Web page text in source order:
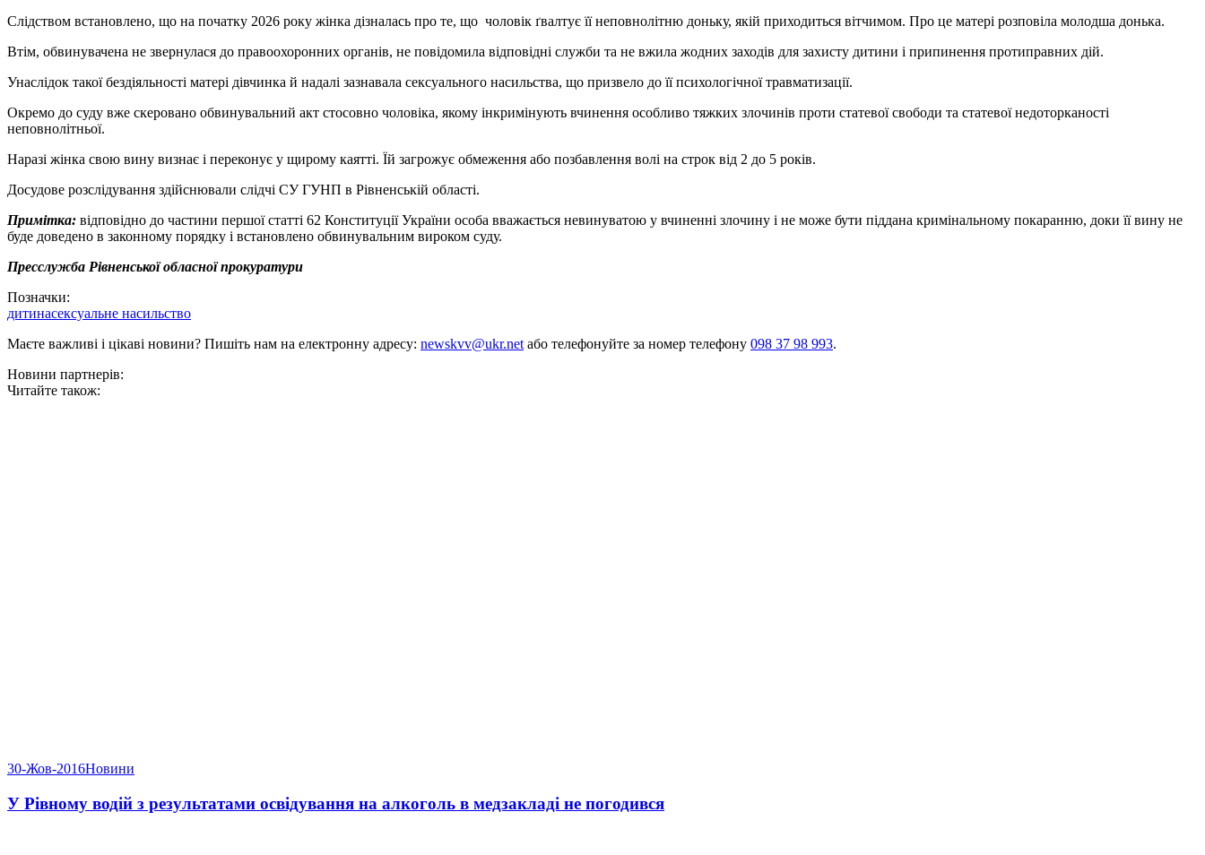
Слідством встановлено, що на початку 2026 року жінка дізналась про те, що чоловік ґвалтує її неповнолітню доньку, якій приходиться вітчимом. Про це матері розповіла молодша донька.
Втім, обвинувачена не звернулася до правоохоронних органів, не повідомила відповідні служби та не вжила жодних заходів для захисту дитини і припинення протиправних дій.
Унаслідок такої бездіяльності матері дівчинка й надалі зазнавала сексуального насильства, що призвело до її психологічної травматизації.
Окремо до суду вже скеровано обвинувальний акт стосовно чоловіка, якому інкримінують вчинення особливо тяжких злочинів проти статевої свободи та статевої недоторканості
неповнолітньої.
Наразі жінка свою вину визнає і переконує у щирому каятті. Їй загрожує обмеження або позбавлення волі на строк від 2 до 5 років.
Досудове розслідування здійснювали слідчі СУ ГУНП в Рівненській області.
Примітка: відповідно до частини першої статті 62 Конституції України особа вважається невинуватою у вчиненні злочину і не може бути піддана кримінальному покаранню, доки її вину не
буде доведено в законному порядку і встановлено обвинувальним вироком суду.
Пресслужба Рівненської обласноїпрокуратури
Позначки:
дитинасексуальне насильство
Маєте важливі і цікаві новини? Пишіть нам на електронну адресу: newskvv@ukr.netабо телефонуйте за номер телефону 098 37 98 993.
Новини партнерів:
Читайте також:
30-Жов-2016Новини
У Рівному водій з результатами освідування на алкоголь в медзакладі не погодився